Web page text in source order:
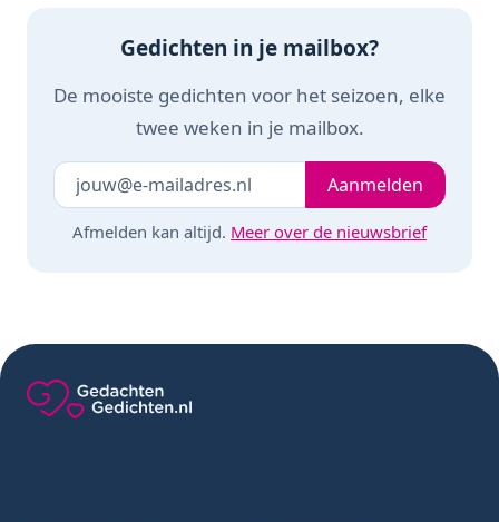
Gedichten in je mailbox?
De mooiste gedichten voor het seizoen, elke
twee weken in je mailbox.
Laat dit veld leeg Je e-mailadresAanmelden
Afmelden kan altijd. Meer over de nieuwsbrief